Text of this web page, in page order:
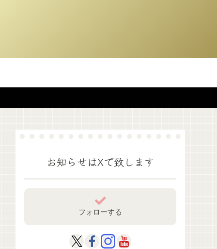
お知らせはXで致します
フォローする